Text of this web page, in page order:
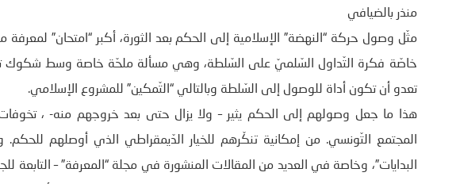
منذر بالضيافي
مثّل وصول حركة “النهضة” الإسلامية إلى الحكم بعد الثورة، أكبر “امتحان” لمعرفة
خاصّة فكرة التّداول السّلميّ على السّلطة، وهي مسألة ملحّة خاصة وسط شكوك ترجّح
تعدو أن تكون أداة للوصول إلى السّلطة وبالتالي “التّمكين” للمشروع الإسلامي.
هذا ما جعل وصولهم إلى الحكم يثير – ولا يزال حتى بعد خروجهم منه- ،
المجتمع التّونسي. من إمكانية تنكّرهم للخيار الدّيمقراطي الذي أوصلهم